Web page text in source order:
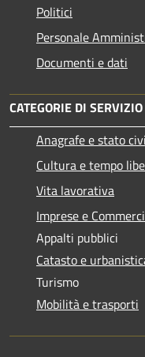
Politici
Personale
Documenti e dati
CATEGORIE DI SERVIZIO
Anagrafe e stato
Cultura e tempo
Vita lavorativa
Imprese e
Appalti pubblici
Catasto e
Turismo
Mobilità e trasporti